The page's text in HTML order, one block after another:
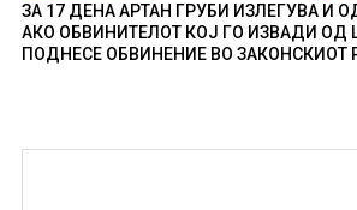
ЗА 17 ДЕНА АРТАН ГРУБИ ИЗЛЕГУВА И
АКО ОБВИНИТЕЛОТ КОЈ ГО ИЗВАДИ ОД
ПОДНЕСЕ ОБВИНЕНИЕ ВО ЗАКОНСКИОТ